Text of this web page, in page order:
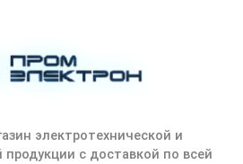
электротехнической и
продукции с доставкой по всей